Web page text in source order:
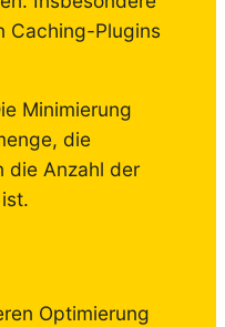
Caching-Plugins
Minimierung
die
die Anzahl der
Optimierung